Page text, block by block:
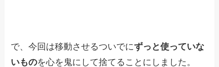
で、今回は移動させるついでにずっと使っていな
いものを心を鬼にして捨てることにしました。